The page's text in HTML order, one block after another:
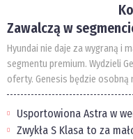
Zawalczą w
Hyundai nie daje za wygraną i
segmentu premium. Wydzieli
oferty. Genesis będzie osobną
Usportowiona Astra w
Zwykła S Klasa to za